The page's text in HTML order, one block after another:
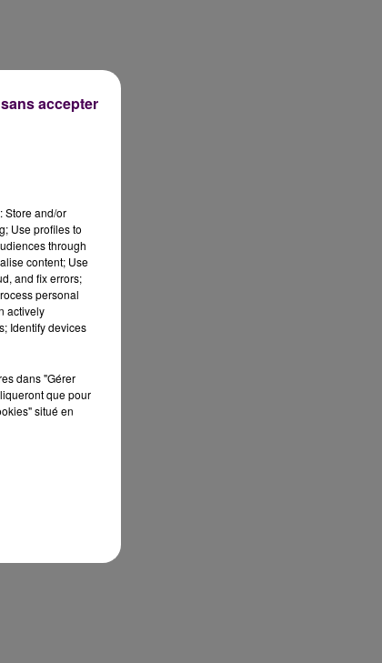
Store and/or
Use profiles to
through
content; Use
and fix errors;
personal
actively
Identify devices
dans "Gérer
que pour
situé en
accepter